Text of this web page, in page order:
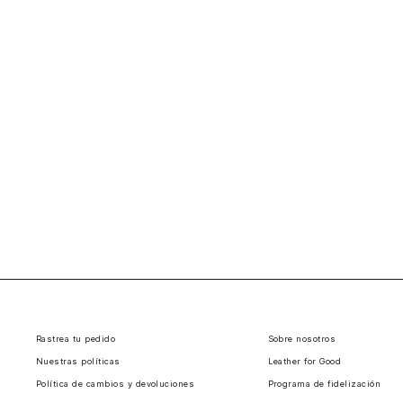
Rastrea tu pedido
Nuestras políticas
Política de cambios y devoluciones
Sobre nosotros
Leather for Good
Programa de fidelización